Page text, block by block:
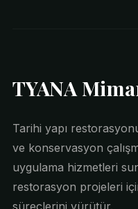
TYANA
Tarihi yapı
ve konservasyon
uygulama hizmetleri
restorasyon projeleri
süreçlerini yürütür.